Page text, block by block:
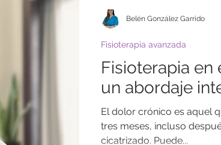
Fisioterapia
un abordaje
El dolor crónico es aquel
tres meses, incluso
cicatrizado. Puede...
Fisioterapia avanzada
Belén González Garrido